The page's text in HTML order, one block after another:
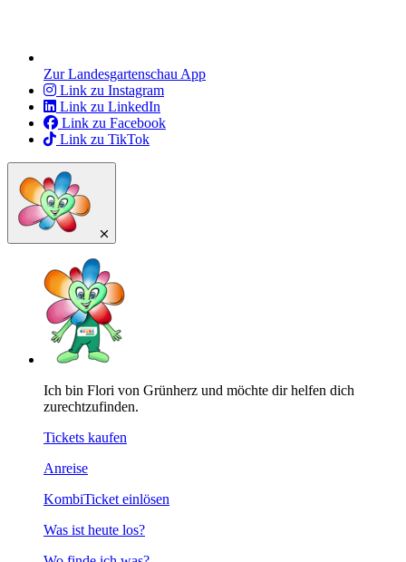
Zur Landesgartenschau App
Link zu Instagram
Link zu LinkedIn
Link zu Facebook
Link zu TikTok
Ich bin Flori von Grünherz und möchte dir helfen dich
zurechtzufinden.
Tickets kaufen
Anreise
KombiTicket einlösen
Was ist heute los?